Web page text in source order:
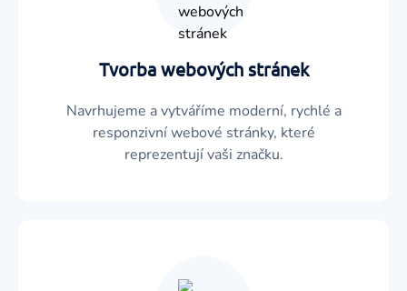
Tvorba webových stránek
Navrhujeme a vytváříme moderní, rychlé a
responzivní webové stránky, které
reprezentují vaši značku.